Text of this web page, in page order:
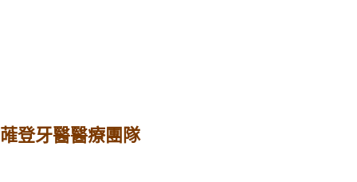
蓶登牙醫醫療團隊